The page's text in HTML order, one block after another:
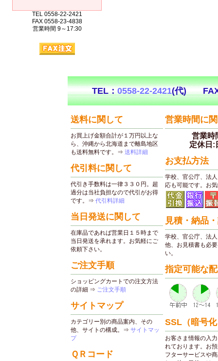
TEL 0558-22-2421
FAX 0558-23-4838
営業時間 9～17:30